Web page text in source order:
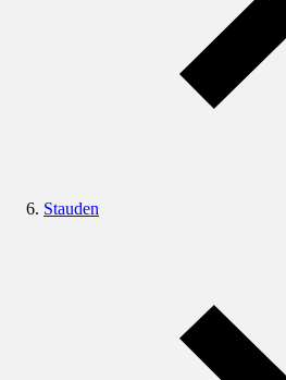
Stauden